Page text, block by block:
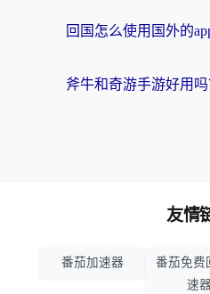
友情
番茄加速器
番茄免费
速器